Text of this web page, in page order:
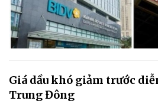
Giá dầu khó giảm trước
Trung Đông